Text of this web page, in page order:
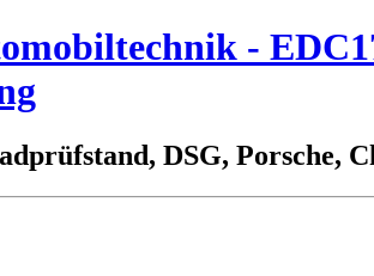
-
DSG, Porsche,